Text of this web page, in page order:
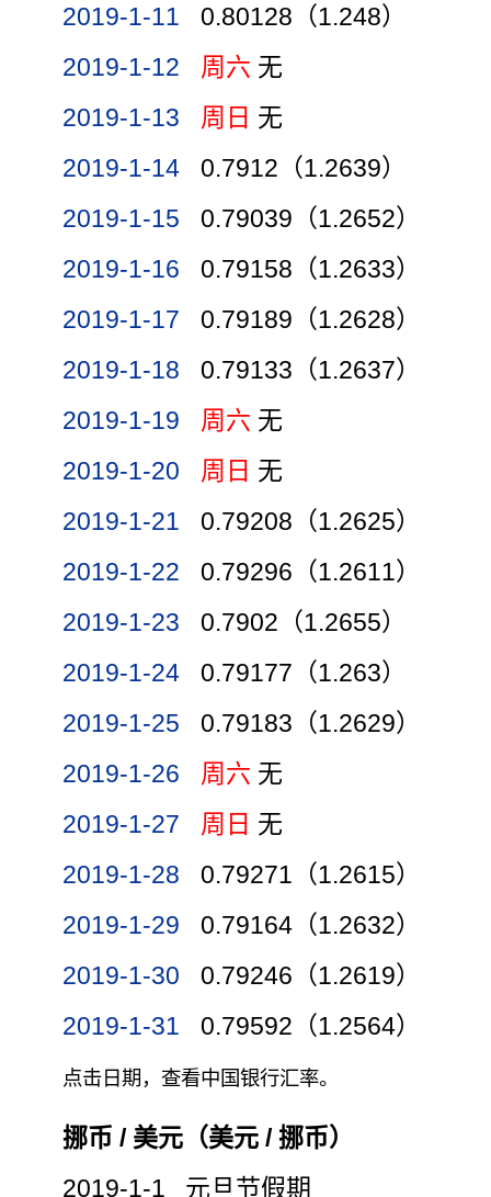
2019-1-11
0.80128（1.248）
2019-1-12
周六 无
2019-1-13
周日 无
2019-1-14
0.7912（1.2639）
2019-1-15
0.79039（1.2652）
2019-1-16
0.79158（1.2633）
2019-1-17
0.79189（1.2628）
2019-1-18
0.79133（1.2637）
2019-1-19
周六 无
2019-1-20
周日 无
2019-1-21
0.79208（1.2625）
2019-1-22
0.79296（1.2611）
2019-1-23
0.7902（1.2655）
2019-1-24
0.79177（1.263）
2019-1-25
0.79183（1.2629）
2019-1-26
周六 无
2019-1-27
周日 无
2019-1-28
0.79271（1.2615）
2019-1-29
0.79164（1.2632）
2019-1-30
0.79246（1.2619）
2019-1-31
0.79592（1.2564）
点击日期，查看中国银行汇率。
挪币 / 美元（美元 / 挪币）
2019-1-1 元旦节假期